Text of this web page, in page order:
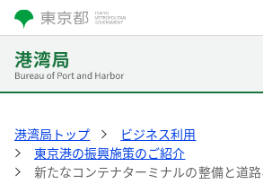
港湾局トップ
ビジネス利用
東京港の振興施策のご紹介
新たなコンテナターミナルの整備と道